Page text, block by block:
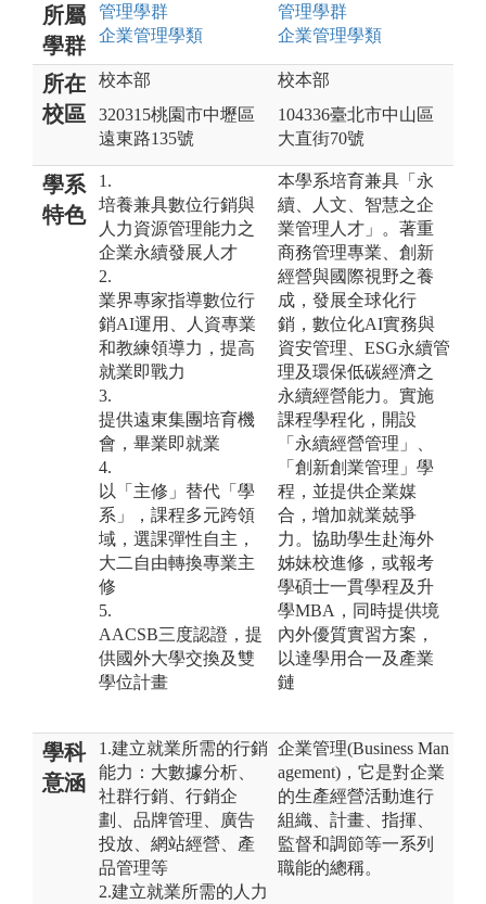
所屬
學群
管理學群
企業管理學類
管理學群
企業管理學類
所在
校區
校本部
320315桃園市中壢區
遠東路135號
校本部
104336臺北市中山區
大直街70號
學系
特色
1.
培養兼具數位行銷與
人力資源管理能力之
企業永續發展人才
2.
業界專家指導數位行
銷AI運用、人資專業
和教練領導力，提高
就業即戰力
3.
提供遠東集團培育機
會，畢業即就業
4.
以「主修」替代「學
系」，課程多元跨領
域，選課彈性自主，
大二自由轉換專業主
修
5.
AACSB三度認證，提
供國外大學交換及雙
學位計畫
本學系培育兼具「永
續、人文、智慧之企
業管理人才」。著重
商務管理專業、創新
經營與國際視野之養
成，發展全球化行
銷，數位化AI實務與
資安管理、ESG永續管
理及環保低碳經濟之
永續經營能力。實施
課程學程化，開設
「永續經營管理」、
「創新創業管理」學
程，並提供企業媒
合，增加就業兢爭
力。協助學生赴海外
姊妹校進修，或報考
學碩士一貫學程及升
學MBA，同時提供境
內外優質實習方案，
以達學用合一及產業
鏈
學科
意涵
1.建立就業所需的行銷
能力：大數據分析、
社群行銷、行銷企
劃、品牌管理、廣告
投放、網站經營、產
品管理等
2.建立就業所需的人力
企業管理(Business Man
agement)，它是對企業
的生產經營活動進行
組織、計畫、指揮、
監督和調節等一系列
職能的總稱。